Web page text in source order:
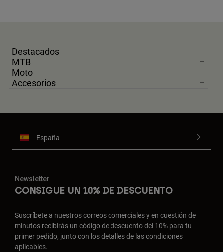
Destacados
MTB
Moto
Accesorios
España
Newsletter
CONSIGUE UN 10% DE DESCUENTO
Suscríbete a nuestros correos comerciales y en cuestión de
minutos recibirás un código de descuento del 10% para tu
primer pedido, junto con los detalles de las condiciones
aplicables.